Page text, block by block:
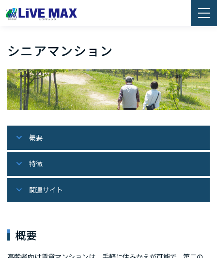
シニアマンション
概要
特徴
関連サイト
概要